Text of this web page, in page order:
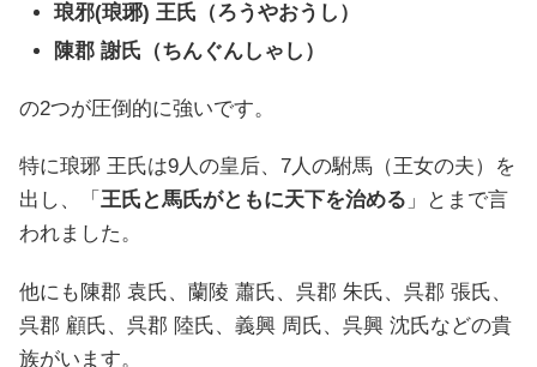
琅邪(琅琊) 王氏（ろうやおうし）
陳郡 謝氏（ちんぐんしゃし）
の2つが圧倒的に強いです。
特に琅琊 王氏は9人の皇后、7人の駙馬（王女の夫）を
出し、「 王氏と馬氏がともに天下を治める 」とまで言
われました。
他にも陳郡 袁氏、蘭陵 蕭氏、呉郡 朱氏、呉郡 張氏、
呉郡 顧氏、呉郡 陸氏、義興 周氏、呉興 沈氏などの貴
族がいます。